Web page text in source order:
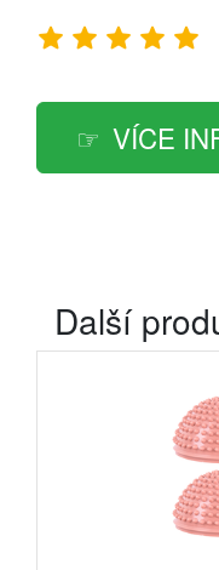
VÍCE
Další